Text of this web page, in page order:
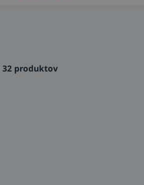
32 produktov